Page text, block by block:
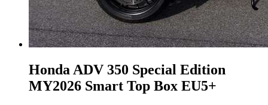
Honda ADV 350 Special Edition
MY2026 Smart Top Box EU5+